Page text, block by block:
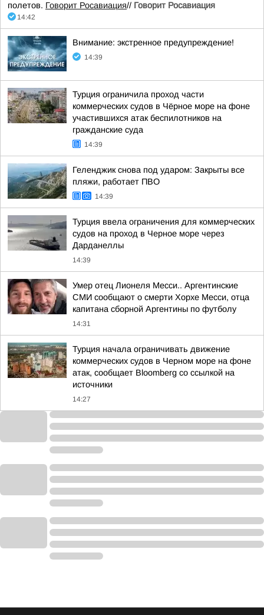
полетов. Говорит Росавиация// Говорит Росавиация
14:42
Внимание: экстренное предупреждение!
14:39
Турция ограничила проход части
коммерческих судов в Чёрное море на фоне
участившихся атак беспилотников на
гражданские суда
14:39
Геленджик снова под ударом: Закрыты все
пляжи, работает ПВО
14:39
Турция ввела ограничения для коммерческих
судов на проход в Черное море через
Дарданеллы
14:39
Умер отец Лионеля Месси.. Аргентинские
СМИ сообщают о смерти Хорхе Месси, отца
капитана сборной Аргентины по футболу
14:31
Турция начала ограничивать движение
коммерческих судов в Черном море на фоне
атак, сообщает Bloomberg со ссылкой на
источники
14:27